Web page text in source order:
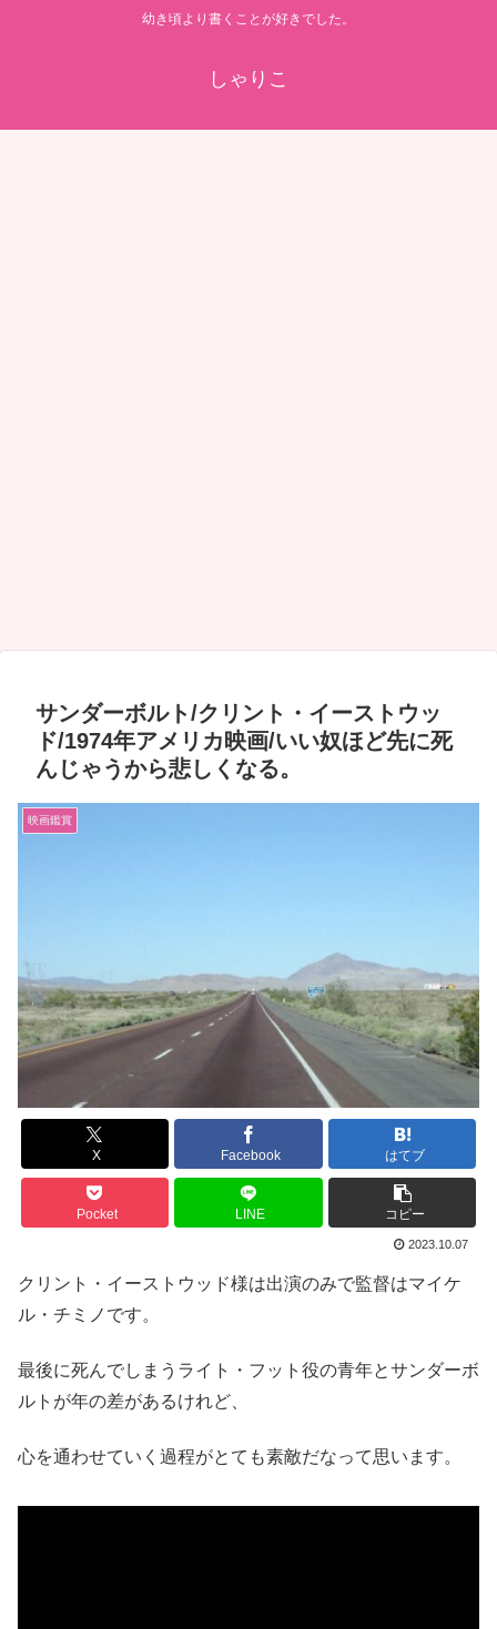
幼き頃より書くことが好きでした。
しゃりこ
サンダーボルト/クリント・イーストウッ
ド/1974年アメリカ映画/いい奴ほど先に死
んじゃうから悲しくなる。
映画鑑賞
X Facebook はてブ
Pocket LINE コピー
2023.10.07
クリント・イーストウッド様は出演のみで監督はマイケ
ル・チミノです。
最後に死んでしまうライト・フット役の青年とサンダーボ
ルトが年の差があるけれど、
心を通わせていく過程がとても素敵だなって思います。